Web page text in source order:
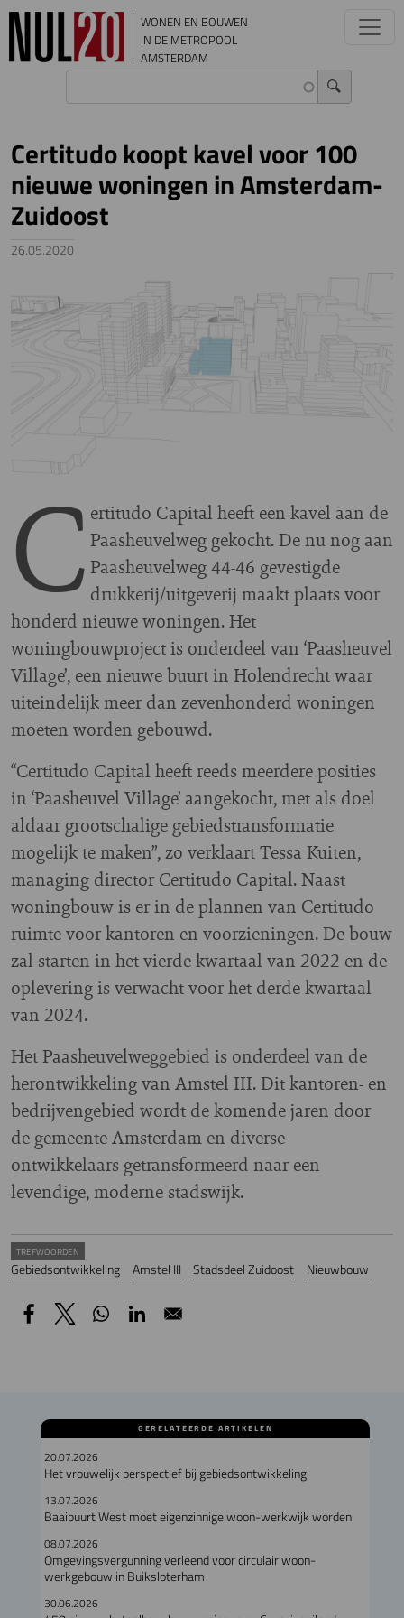
Overslaan en naar de inhoud gaan
WONEN EN BOUWEN
IN DE METROPOOL
AMSTERDAM
Certitudo koopt kavel voor 100
nieuwe woningen in Amsterdam-
Zuidoost
26.05.2020
C ertitudo Capital heeft een kavel aan de
Paasheuvelweg gekocht. De nu nog aan
Paasheuvelweg 44-46 gevestigde
drukkerij/uitgeverij maakt plaats voor
honderd nieuwe woningen. Het
woningbouwproject is onderdeel van ‘Paasheuvel
Village’, een nieuwe buurt in Holendrecht waar
uiteindelijk meer dan zevenhonderd woningen
moeten worden gebouwd.
“Certitudo Capital heeft reeds meerdere posities
in ‘Paasheuvel Village’ aangekocht, met als doel
aldaar grootschalige gebiedstransformatie
mogelijk te maken”, zo verklaart Tessa Kuiten,
managing director Certitudo Capital. Naast
woningbouw is er in de plannen van Certitudo
ruimte voor kantoren en voorzieningen. De bouw
zal starten in het vierde kwartaal van 2022 en de
oplevering is verwacht voor het derde kwartaal
van 2024.
Het Paasheuvelweggebied is onderdeel van de
herontwikkeling van Amstel III. Dit kantoren- en
bedrijvengebied wordt de komende jaren door
de gemeente Amsterdam en diverse
ontwikkelaars getransformeerd naar een
levendige, moderne stadswijk.
TREFWOORDEN
Gebiedsontwikkeling Amstel III Stadsdeel Zuidoost Nieuwbouw
GERELATEERDE ARTIKELEN
20.07.2026
Het vrouwelijk perspectief bij gebiedsontwikkeling
13.07.2026
Baaibuurt West moet eigenzinnige woon-werkwijk worden
08.07.2026
Omgevingsvergunning verleend voor circulair woon-
werkgebouw in Buiksloterham
30.06.2026